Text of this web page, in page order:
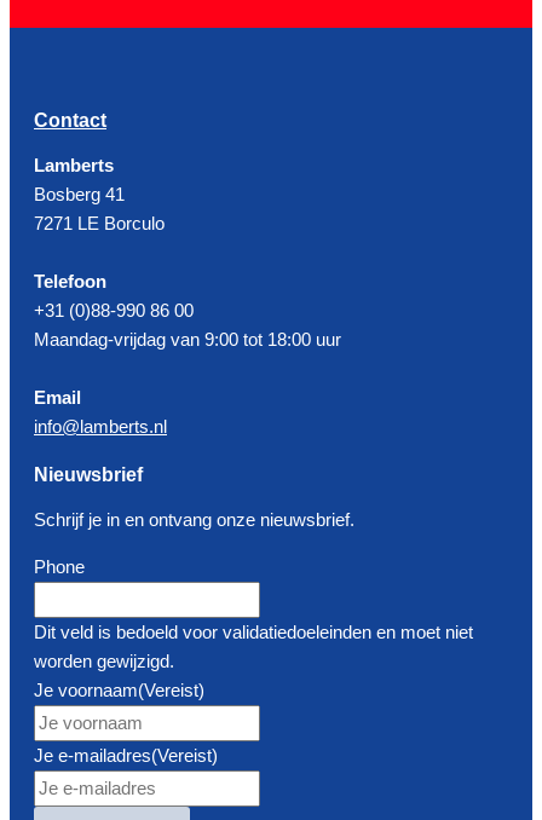
Contact
Lamberts
Bosberg 41
7271 LE Borculo
Telefoon
+31 (0)88-990 86 00
Maandag-vrijdag van 9:00 tot 18:00 uur
Email
info@lamberts.nl
Nieuwsbrief
Schrijf je in en ontvang onze nieuwsbrief.
Phone
Dit veld is bedoeld voor validatiedoeleinden en moet niet
worden gewijzigd.
Je voornaam(Vereist)
Je e-mailadres(Vereist)